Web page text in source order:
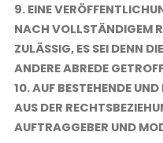
9. EINE
NACH VOLLSTÄNDIGEM
ZULÄSSIG, ES SEI DENN
ANDERE ABREDE
10. AUF BESTEHENDE
AUS DER
AUFTRAGGEBER UND